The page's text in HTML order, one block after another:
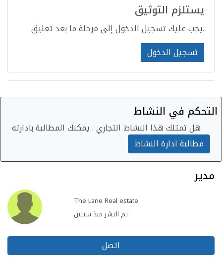
يستلزم التوثيق
يجب عليك تسجيل الدخول إلى مرحلة ما بعد تعليق.
تسجيل الدخول
التحكم في النشاط
هل تمتلك هذا النشاط التجاري . يمكنك المطالبة بادارته
مطالبة ادارة النشاط
مدير
The Lane Real estate
تم النشر منذ سنتين
اتصل